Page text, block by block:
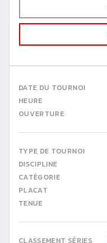
DATE DU TOURNOI
HEURE
OUVERTURE
TYPE DE TOURNOI
DISCIPLINE
CATÉGORIE
PLACAT
TENUE
CLASSEMENT SÉRIES